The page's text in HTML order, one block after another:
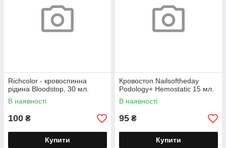
Richcolor - кровоспинна
рідина Bloodstop, 30 мл.
В наявності
100 ₴
Купити
Кровостоп Nailsoftheday
Podology+ Hemostatic 15 мл.
В наявності
95 ₴
Купити